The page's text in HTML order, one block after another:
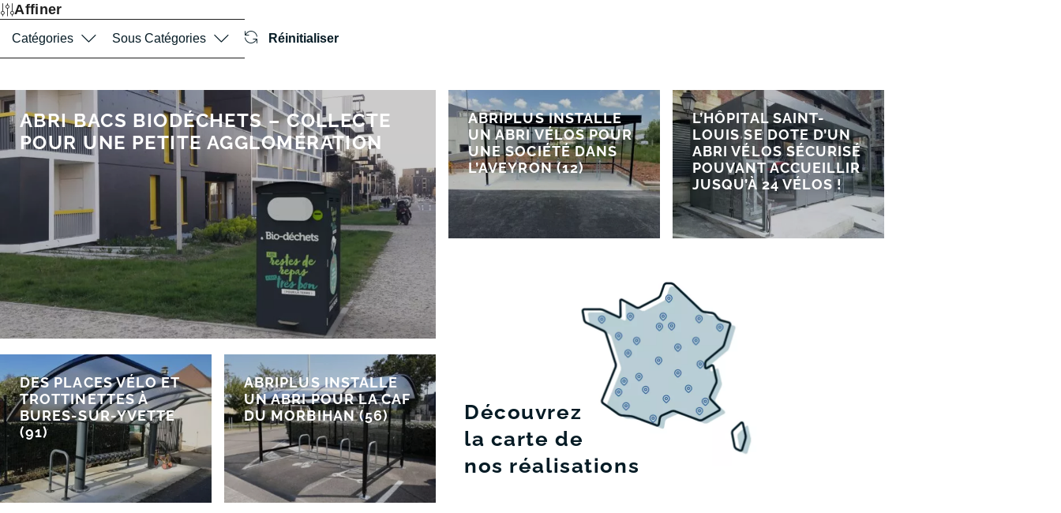
Affiner
Catégories Sous Catégories Réinitialiser
ABRI BACS BIODÉCHETS – COLLECTE
POUR UNE PETITE AGGLOMÉRATION
ABRIPLUS INSTALLE
UN ABRI VÉLOS POUR
UNE SOCIÉTÉ DANS
L’AVEYRON (12)
L’HÔPITAL SAINT-
LOUIS SE DOTE D’UN
ABRI VÉLOS SÉCURISÉ
POUVANT ACCUEILLIR
JUSQU’À 24 VÉLOS !
DES PLACES VÉLO ET
TROTTINETTES À
BURES-SUR-YVETTE
(91)
ABRIPLUS INSTALLE
UN ABRI POUR LA CAF
DU MORBIHAN (56)
Découvrez
la carte de
nos réalisations